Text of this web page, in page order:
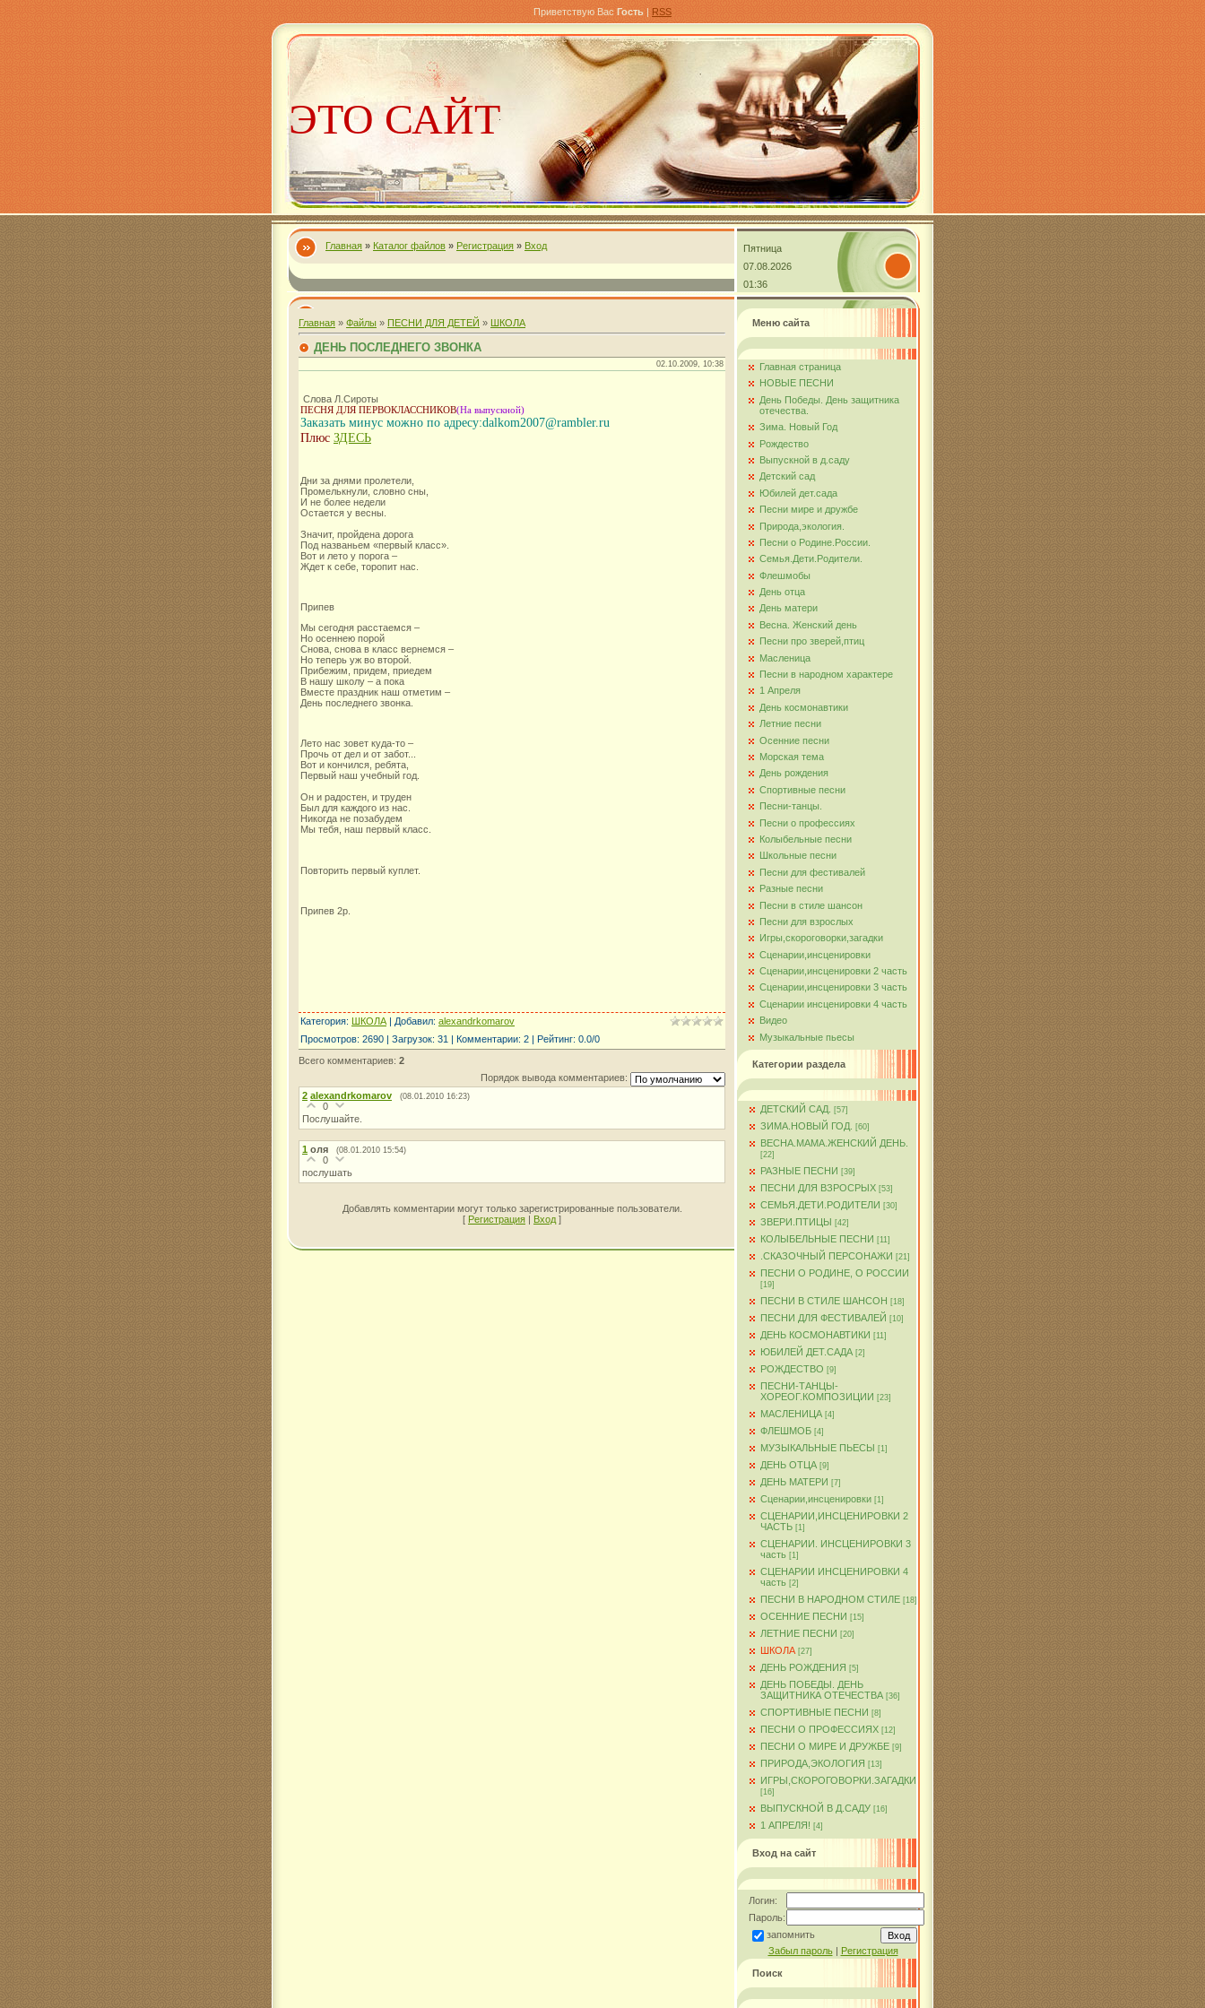
Приветствую Вас Гость | RSS
ЭТО САЙТ
Александра
Комарова
Главная » Каталог файлов » Регистрация » Вход
Пятница
07.08.2026
01:36
Главная » Файлы » ПЕСНИ ДЛЯ ДЕТЕЙ » ШКОЛА
ДЕНЬ ПОСЛЕДНЕГО ЗВОНКА
02.10.2009, 10:38
Слова Л.Сироты
ПЕСНЯ ДЛЯ ПЕРВОКЛАССНИКОВ(На выпускной)
Заказать минус можно по адресу:dalkom2007@rambler.ru
Плюс ЗДЕСЬ
Дни за днями пролетели,
Промелькнули, словно сны,
И не более недели
Остается у весны.
Значит, пройдена дорога
Под названьем «первый класс».
Вот и лето у порога –
Ждет к себе, торопит нас.
Припев
Мы сегодня расстаемся –
Но осеннею порой
Снова, снова в класс вернемся –
Но теперь уж во второй.
Прибежим, придем, приедем
В нашу школу – а пока
Вместе праздник наш отметим –
День последнего звонка.
Лето нас зовет куда-то –
Прочь от дел и от забот...
Вот и кончился, ребята,
Первый наш учебный год.
Он и радостен, и труден
Был для каждого из нас.
Никогда не позабудем
Мы тебя, наш первый класс.
Повторить первый куплет.
Припев 2р.
Категория: ШКОЛА | Добавил: alexandrkomarov
Просмотров: 2690 | Загрузок: 31 | Комментарии: 2 | Рейтинг: 0.0/0
Всего комментариев: 2
Порядок вывода комментариев:
2 alexandrkomarov (08.01.2010 16:23)
0
Послушайте.
1 оля (08.01.2010 15:54)
0
послушать
Добавлять комментарии могут только зарегистрированные пользователи.
[ Регистрация | Вход ]
Меню сайта
Главная страница
НОВЫЕ ПЕСНИ
День Победы. День защитника
отечества.
Зима. Новый Год
Рождество
Выпускной в д.саду
Детский сад
Юбилей дет.сада
Песни мире и дружбе
Природа,экология.
Песни о Родине.России.
Семья.Дети.Родители.
Флешмобы
День отца
День матери
Весна. Женский день
Песни про зверей,птиц
Масленица
Песни в народном характере
1 Апреля
День космонавтики
Летние песни
Осенние песни
Морская тема
День рождения
Спортивные песни
Песни-танцы.
Песни о профессиях
Колыбельные песни
Школьные песни
Песни для фестивалей
Разные песни
Песни в стиле шансон
Песни для взрослых
Игры,скороговорки,загадки
Сценарии,инсценировки
Сценарии,инсценировки 2 часть
Сценарии,инсценировки 3 часть
Сценарии инсценировки 4 часть
Видео
Музыкальные пьесы
Категории раздела
ДЕТСКИЙ САД. [57]
ЗИМА.НОВЫЙ ГОД. [60]
ВЕСНА.МАМА.ЖЕНСКИЙ ДЕНЬ.
[22]
РАЗНЫЕ ПЕСНИ [39]
ПЕСНИ ДЛЯ ВЗРОСРЫХ [53]
СЕМЬЯ.ДЕТИ.РОДИТЕЛИ [30]
ЗВЕРИ.ПТИЦЫ [42]
КОЛЫБЕЛЬНЫЕ ПЕСНИ [11]
.СКАЗОЧНЫЙ ПЕРСОНАЖИ [21]
ПЕСНИ О РОДИНЕ, О РОССИИ
[19]
ПЕСНИ В СТИЛЕ ШАНСОН [18]
ПЕСНИ ДЛЯ ФЕСТИВАЛЕЙ [10]
ДЕНЬ КОСМОНАВТИКИ [11]
ЮБИЛЕЙ ДЕТ.САДА [2]
РОЖДЕСТВО [9]
ПЕСНИ-ТАНЦЫ-
ХОРЕОГ.КОМПОЗИЦИИ [23]
МАСЛЕНИЦА [4]
ФЛЕШМОБ [4]
МУЗЫКАЛЬНЫЕ ПЬЕСЫ [1]
ДЕНЬ ОТЦА [9]
ДЕНЬ МАТЕРИ [7]
Сценарии,инсценировки [1]
СЦЕНАРИИ,ИНСЦЕНИРОВКИ 2
ЧАСТЬ [1]
СЦЕНАРИИ. ИНСЦЕНИРОВКИ 3
часть [1]
СЦЕНАРИИ ИНСЦЕНИРОВКИ 4
часть [2]
ПЕСНИ В НАРОДНОМ СТИЛЕ [18]
ОСЕННИЕ ПЕСНИ [15]
ЛЕТНИЕ ПЕСНИ [20]
ШКОЛА [27]
ДЕНЬ РОЖДЕНИЯ [5]
ДЕНЬ ПОБЕДЫ. ДЕНЬ
ЗАЩИТНИКА ОТЕЧЕСТВА [36]
СПОРТИВНЫЕ ПЕСНИ [8]
ПЕСНИ О ПРОФЕССИЯХ [12]
ПЕСНИ О МИРЕ И ДРУЖБЕ [9]
ПРИРОДА,ЭКОЛОГИЯ [13]
ИГРЫ,СКОРОГОВОРКИ.ЗАГАДКИ
[16]
ВЫПУСКНОЙ В Д.САДУ [16]
1 АПРЕЛЯ! [4]
Вход на сайт
Логин:
Пароль:
запомнить
Забыл пароль| Регистрация
Поиск